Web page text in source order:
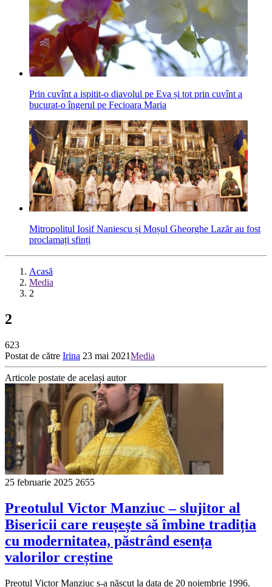
Prin cuvînt a ispitit-o diavolul pe Eva și tot prin cuvînt a
bucurat-o îngerul pe Fecioara Maria
Mitropolitul Iosif Naniescu și Moșul Gheorghe Lazăr au fost
proclamați sfinți
Acasă
Media
2
2
623
Postat de către Irina 23 mai 2021Media
Articole postate de același autor
25 februarie 2025 2655
Preotulul Victor Manziuc – slujitor al
Bisericii care reușește să îmbine tradiția
cu modernitatea, păstrând esența
valorilor creștine
Preotul Victor Manziuc s-a născut la data de 20 noiembrie 1996.